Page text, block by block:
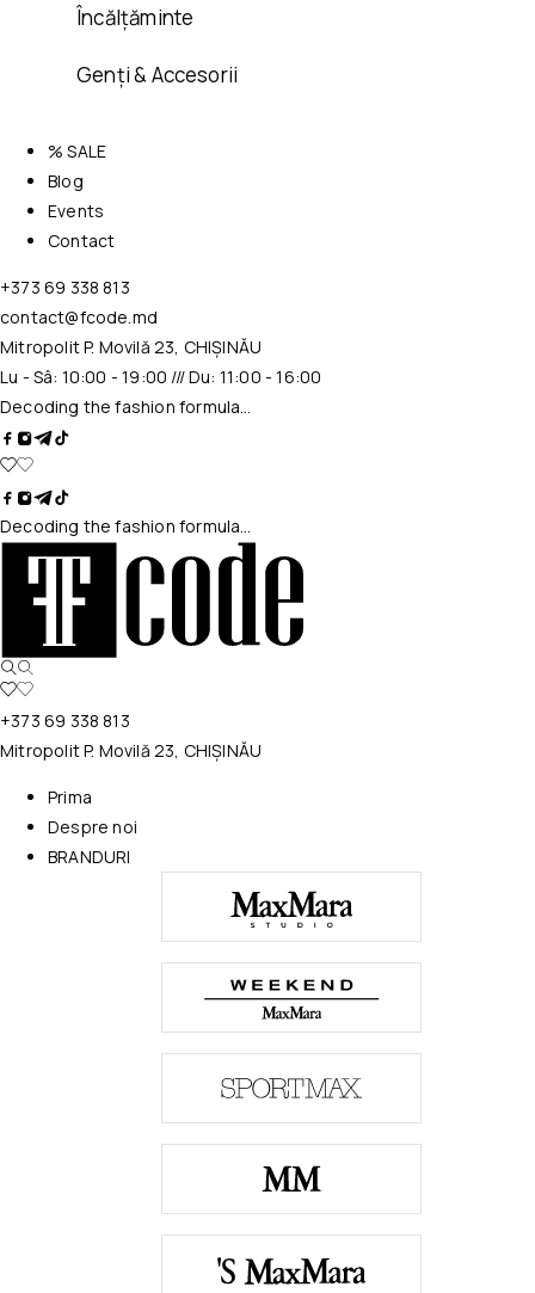
Încălțăminte
Genți & Accesorii
% SALE
Blog
Events
Contact
+373 69 338 813
contact@fcode.md
Mitropolit P. Movilă 23, CHIȘINĂU
Lu - Sâ: 10:00 - 19:00 /// Du: 11:00 - 16:00
Decoding the fashion formula…
Decoding the fashion formula…
+373 69 338 813
Mitropolit P. Movilă 23, CHIȘINĂU
Prima
Despre noi
BRANDURI